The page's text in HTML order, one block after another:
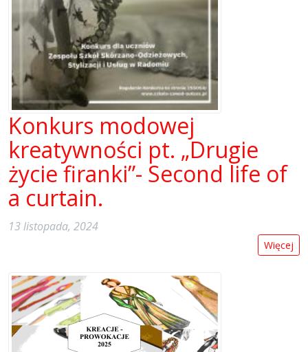
Konkurs modowej
kreatywności pt. „Drugie
życie firanki”- Second life of
a curtain.
13 listopada, 2024
Więcej